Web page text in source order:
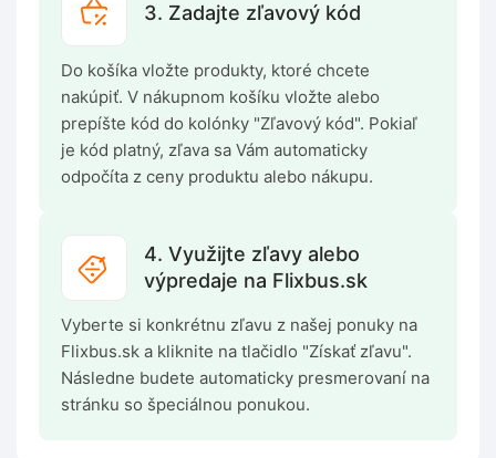
3. Zadajte zľavový kód
Do košíka vložte produkty, ktoré chcete
nakúpiť. V nákupnom košíku vložte alebo
prepíšte kód do kolónky "Zľavový kód". Pokiaľ
je kód platný, zľava sa Vám automaticky
odpočíta z ceny produktu alebo nákupu.
4. Využijte zľavy alebo
výpredaje na Flixbus.sk
Vyberte si konkrétnu zľavu z našej ponuky na
Flixbus.sk a kliknite na tlačidlo "Získať zľavu".
Následne budete automaticky presmerovaní na
stránku so špeciálnou ponukou.